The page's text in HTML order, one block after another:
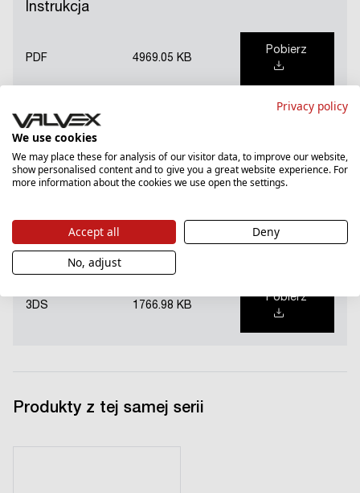
Instrukcja
PDF 4969.05 KB
Pobierz
Plik DWG
DWG 7730.25 KB
Pobierz
Model 3D
3DS 1766.98 KB
Pobierz
Produkty z tej samej serii
Privacy policy
We use cookies
We may place these for analysis of our visitor data, to improve our website,
show personalised content and to give you a great website experience. For
more information about the cookies we use open the settings.
Accept all
Deny
No, adjust